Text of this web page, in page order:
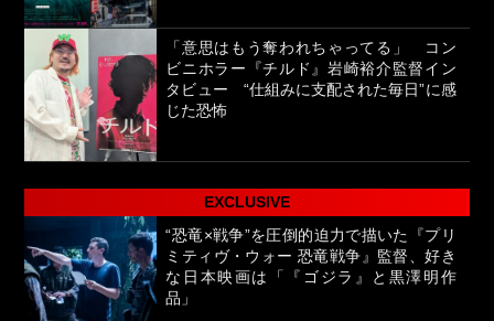
「意思はもう奪われちゃってる」 コン
ビニホラー『チルド』岩崎裕介監督イン
タビュー “仕組みに支配された毎日”に感
じた恐怖
EXCLUSIVE
“恐竜×戦争”を圧倒的迫力で描いた『プリ
ミティヴ・ウォー 恐竜戦争』監督、好き
な日本映画は「『ゴジラ』と黒澤明作
品」